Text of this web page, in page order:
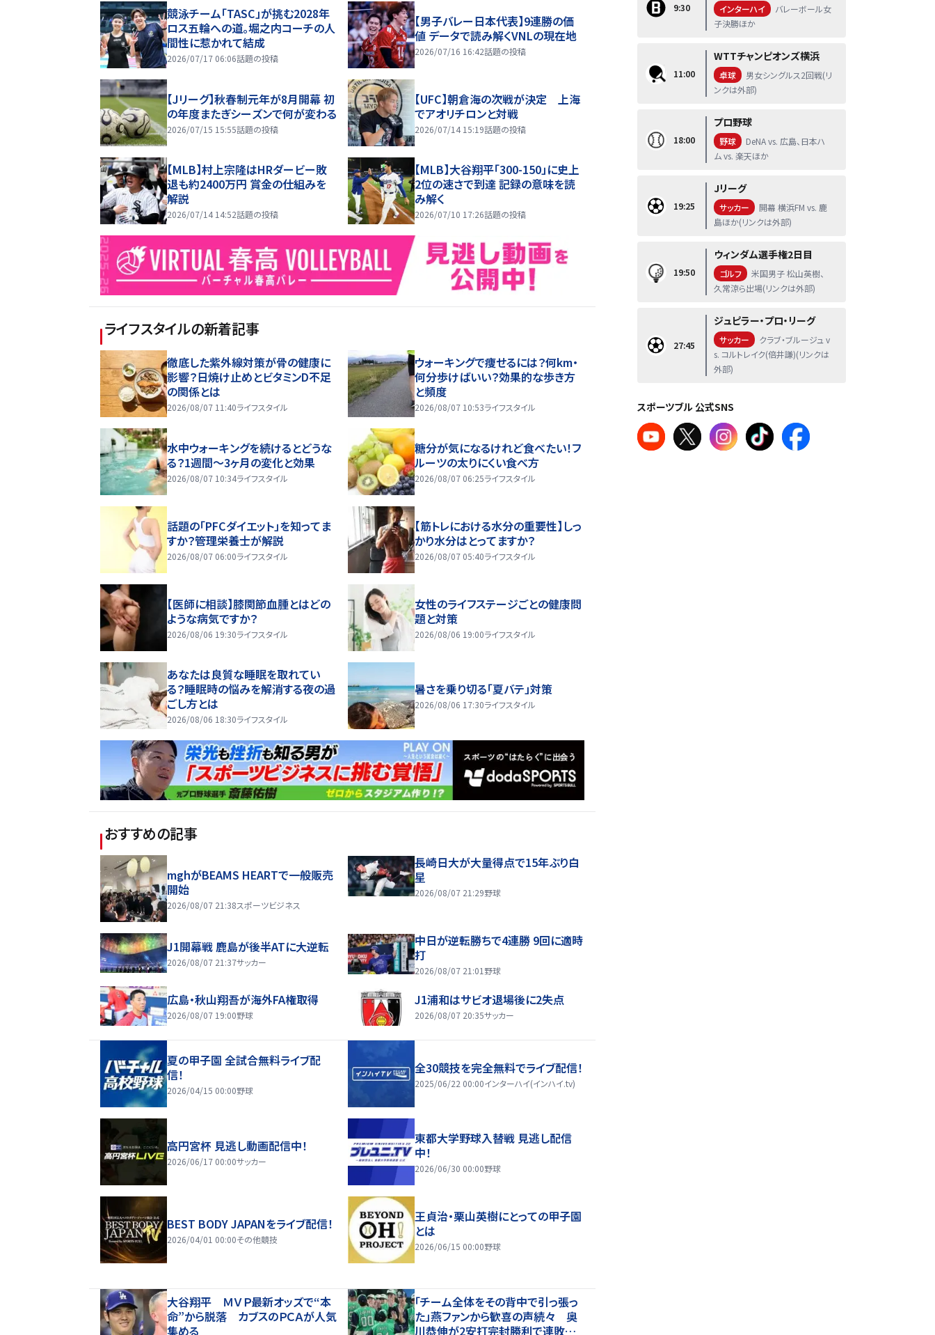
競泳チーム「TASC」が挑む2028年
ロス五輪への道。堀之内コーチの人
間性に惹かれて結成
2026/07/17 06:06話題の投稿
【男子バレー日本代表】9連勝の価
値 データで読み解くVNLの現在地
2026/07/16 16:42話題の投稿
【Jリーグ】秋春制元年が8月開幕 初
の年度またぎシーズンで何が変わる
2026/07/15 15:55話題の投稿
【UFC】朝倉海の次戦が決定 上海
でアオリチロンと対戦
2026/07/14 15:19話題の投稿
【MLB】村上宗隆はHRダービー敗
退も約2400万円 賞金の仕組みを
解説
2026/07/14 14:52話題の投稿
【MLB】大谷翔平「300-150」に史上
2位の速さで到達 記録の意味を読
み解く
2026/07/10 17:26話題の投稿
ライフスタイルの新着記事
徹底した紫外線対策が骨の健康に
影響？日焼け止めとビタミンD不足
の関係とは
2026/08/07 11:40ライフスタイル
ウォーキングで痩せるには？何km・
何分歩けばいい？効果的な歩き方
と頻度
2026/08/07 10:53ライフスタイル
水中ウォーキングを続けるとどうな
る？1週間～3ヶ月の変化と効果
2026/08/07 10:34ライフスタイル
糖分が気になるけれど食べたい！フ
ルーツの太りにくい食べ方
2026/08/07 06:25ライフスタイル
話題の「PFCダイエット」を知ってま
すか？管理栄養士が解説
2026/08/07 06:00ライフスタイル
【筋トレにおける水分の重要性】しっ
かり水分はとってますか？
2026/08/07 05:40ライフスタイル
【医師に相談】膝関節血腫とはどの
ような病気ですか？
2026/08/06 19:30ライフスタイル
女性のライフステージごとの健康問
題と対策
2026/08/06 19:00ライフスタイル
あなたは良質な睡眠を取れてい
る？睡眠時の悩みを解消する夜の過
ごし方とは
2026/08/06 18:30ライフスタイル
暑さを乗り切る「夏バテ」対策
2026/08/06 17:30ライフスタイル
おすすめの記事
mghがBEAMS HEARTで一般販売
開始
2026/08/07 21:38スポーツビジネス
長崎日大が大量得点で15年ぶり白
星
2026/08/07 21:29野球
J1開幕戦 鹿島が後半ATに大逆転
2026/08/07 21:37サッカー
中日が逆転勝ちで4連勝 9回に適時
打
2026/08/07 21:01 野球
広島・秋山翔吾が海外FA権取得
2026/08/07 19:00野球
J1浦和はサビオ退場後に2失点
2026/08/07 20:35サッカー
夏の甲子園 全試合無料ライブ配
信！
2026/04/15 00:00野球
全30競技を完全無料でライブ配信！
2025/06/22 00:00インターハイ(インハイ.tv)
高円宮杯 見逃し動画配信中！
2026/06/17 00:00サッカー
東都大学野球入替戦 見逃し配信
中！
2026/06/30 00:00野球
BEST BODY JAPANをライブ配信！
2026/04/01 00:00その他競技
王貞治・栗山英樹にとっての甲子園
とは
2026/06/15 00:00野球
大谷翔平 ＭＶＰ最新オッズで“本
命”から脱落 カブスのＰＣＡが人気
集める
「チーム全体をその背中で引っ張っ
た」燕ファンから歓喜の声続々 奥
川恭伸が2安打完封勝利で連敗スト
9:30 インターハイ
バレーボール女
子決勝ほか
11:00
WTTチャンピオンズ横浜
卓球
男女シングルス2回戦(リ
ンクは外部)
18:00
プロ野球
野球
DeNA vs. 広島、日本ハ
ム vs. 楽天ほか
19:25
Jリーグ
サッカー
開幕 横浜FM vs. 鹿
島ほか(リンクは外部)
19:50
ウィンダム選手権2日目
ゴルフ
米国男子 松山英樹、
久常涼ら出場(リンクは外部)
27:45
ジュピラー・プロ・リーグ
サッカー
クラブ・ブルージュ v
s. コルトレイク(倍井謙)(リンクは
外部)
スポーツブル 公式SNS